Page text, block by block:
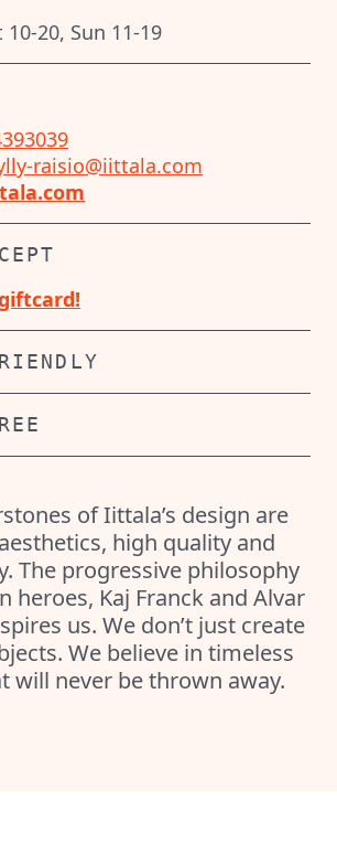
10-20, Sun 11-19
raisio@iittala.com
of Iittala’s design are
high quality and
The progressive philosophy
heroes, Kaj Franck and Alvar
us. We don’t just create
We believe in timeless
will never be thrown away.